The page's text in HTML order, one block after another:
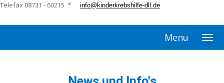
Telefax 08731 - 60215 *
info@kinderkrebshilfe-dll.de
Menu